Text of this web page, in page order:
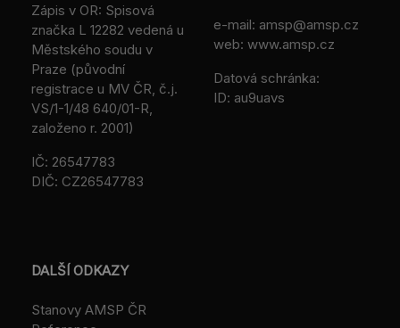
Zápis v OR: Spisová
značka L 12282 vedená u
Městského soudu v
Praze (původní
registrace u MV ČR, č.j.
VS/1-1/48 640/01-R,
založeno r. 2001)
IČ: 26547783
DIČ: CZ26547783
e-mail: amsp@amsp.cz
web: www.amsp.cz
Datová schránka:
ID: au9uavs
DALŠÍ ODKAZY
Stanovy AMSP ČR